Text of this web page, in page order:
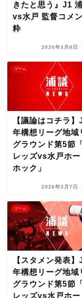
きたと思う』J1
vs水戸 監督コメ
粋
2026年3月8日
ゲーム
【議論はコチラ】
年構想リーグ地域
グラウンド第5節
レッズvs水戸ホー
ホック」
2026年3月7日
ゲーム
【スタメン発表】
年構想リーグ地域
グラウンド第5節
レッズvs水戸ホー